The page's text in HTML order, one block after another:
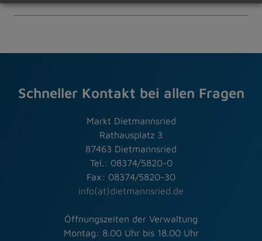
Schneller Kontakt bei allen Fragen
Markt Dietmannsried
Rathausplatz 3
87463 Dietmannsried
Tel.: 08374/5820-0
Fax: 08374/5820-30
info(at)dietmannsried.de
Öffnungszeiten der Verwaltung
Montag: 8.00 Uhr bis 18.00 Uhr